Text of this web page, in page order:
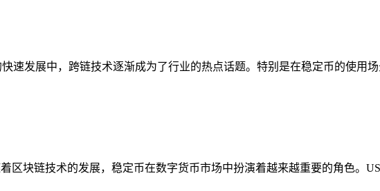
速发展中，跨链技术逐渐成为了行业的热点话题。特别是在稳定币的使用
区块链技术的发展，稳定币在数字货币市场中扮演着越来越重要的角色。